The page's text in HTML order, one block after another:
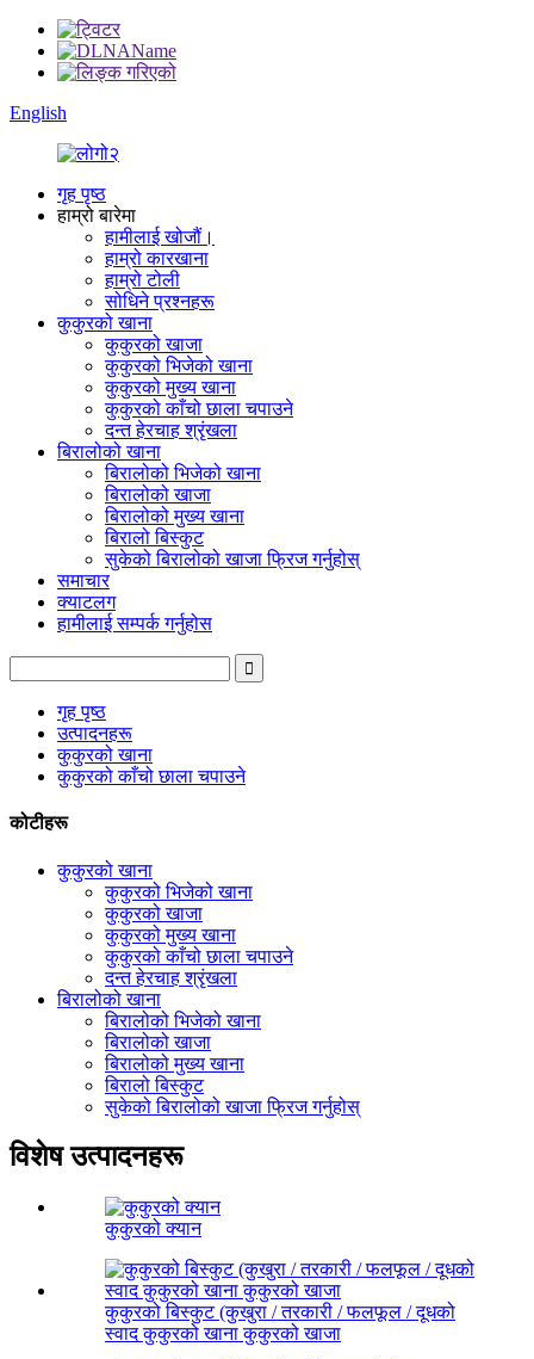
English
गृह पृष्ठ
हाम्रो बारेमा
हामीलाई खोजौं।
हाम्रो कारखाना
हाम्रो टोली
सोधिने प्रश्नहरू
कुकुरको खाना
कुकुरको खाजा
कुकुरको भिजेको खाना
कुकुरको मुख्य खाना
कुकुरको काँचो छाला चपाउने
दन्त हेरचाह श्रृंखला
बिरालोको खाना
बिरालोको भिजेको खाना
बिरालोको खाजा
बिरालोको मुख्य खाना
बिरालो बिस्कुट
सुकेको बिरालोको खाजा फ्रिज गर्नुहोस्
समाचार
क्याटलग
हामीलाई सम्पर्क गर्नुहोस
गृह पृष्ठ
उत्पादनहरू
कुकुरको खाना
कुकुरको काँचो छाला चपाउने
कोटीहरू
कुकुरको खाना
कुकुरको भिजेको खाना
कुकुरको खाजा
कुकुरको मुख्य खाना
कुकुरको काँचो छाला चपाउने
दन्त हेरचाह श्रृंखला
बिरालोको खाना
बिरालोको भिजेको खाना
बिरालोको खाजा
बिरालोको मुख्य खाना
बिरालो बिस्कुट
सुकेको बिरालोको खाजा फ्रिज गर्नुहोस्
विशेष उत्पादनहरू
कुकुरको क्यान
कुकुरको बिस्कुट (कुखुरा / तरकारी / फलफूल / दूधको
स्वाद कुकुरको खाना कुकुरको खाजा